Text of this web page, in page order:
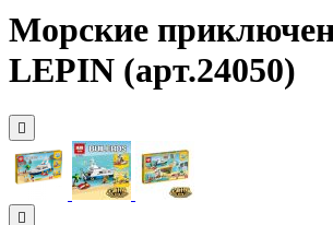
Морские
LEPIN (арт.24050)